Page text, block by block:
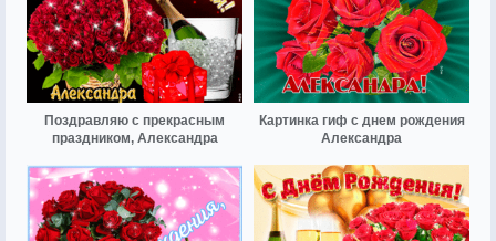
Поздравляю с прекрасным
праздником, Александра
Картинка гиф с днем рождения
Александра